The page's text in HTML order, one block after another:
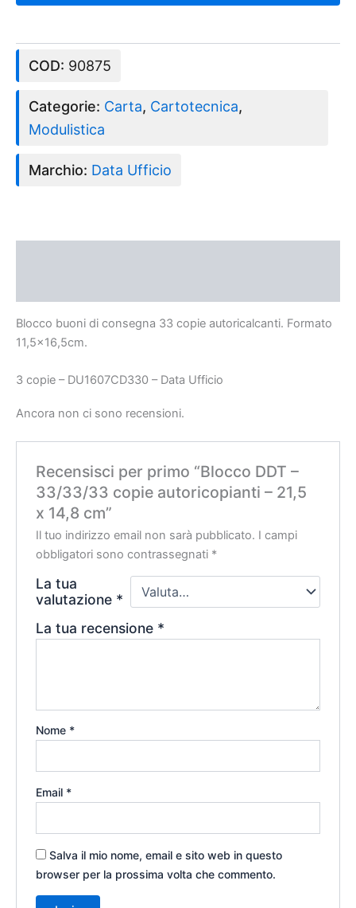
COD: 90875
Categorie: Carta, Cartotecnica,
Modulistica
Marchio: Data Ufficio
Blocco buoni di consegna 33 copie autoricalcanti. Formato
11,5×16,5cm.
3 copie – DU1607CD330 – Data Ufficio
Ancora non ci sono recensioni.
Recensisci per primo “Blocco DDT –
33/33/33 copie autoricopianti – 21,5
x 14,8 cm”
Il tuo indirizzo email non sarà pubblicato. I campi
obbligatori sono contrassegnati *
La tua
valutazione *
La tua recensione *
Nome *
Email *
Salva il mio nome, email e sito web in questo
browser per la prossima volta che commento.